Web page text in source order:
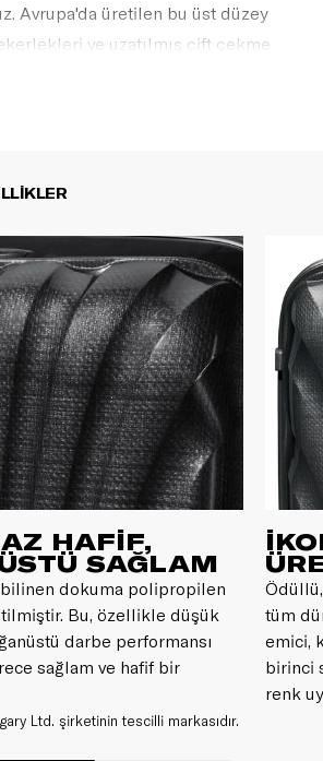
Avrupa'da üretilen bu üst düzey
ve uzatılmış çift çekme
çok daha akıcı bir seyahat
valizler için boyut ve ağırlık
uçuştan önce lütfen kontrol edin.
HAFİF,
SAĞLAM
dokuma polipropilen
Bu, özellikle düşük
darbe performansı
sağlam ve hafif bir
Ltd. şirketinin tescilli markasıdır.
tüm
emici,
birinci
renk